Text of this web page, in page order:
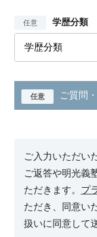
任意 学歴分類
任意 ご質問
ご入力いただい
ご返答や明光義
ただきます。 プ
ただき、同意い
扱いに同意して